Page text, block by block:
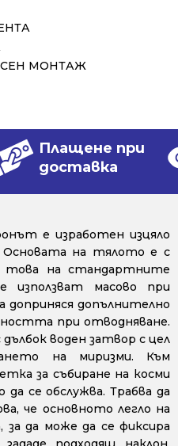
МОНТАЖ
Плащене при
доставка
е изработен изцяло
на тялото е с
това на стандартните
използват масово при
доприняся допълнително
при отводняване.
воден затвор с цел
на миризми. Към
за събиране на косми
се обслужва. Трабва да
че основното легло на
за да може да се фиксира